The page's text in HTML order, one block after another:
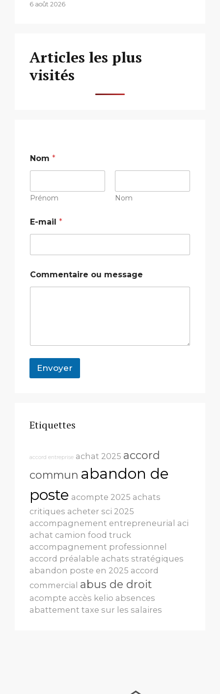
6 août 2026
Articles les plus
visités
Nom *
Prénom Nom
o
m
u
-
m
a
E-mail *
Commentaire ou message
Envoyer
Etiquettes
accord entreprise achat 2025 accord
commun abandon de
poste acompte 2025 achats
critiques acheter sci 2025
accompagnement entrepreneurial aci
achat camion food truck
accompagnement professionnel
accord préalable achats stratégiques
abandon poste en 2025 accord
commercial abus de droit
acompte accès kelio absences
abattement taxe sur les salaires